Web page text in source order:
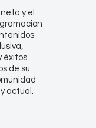
y el
éxitos
de su
actual.